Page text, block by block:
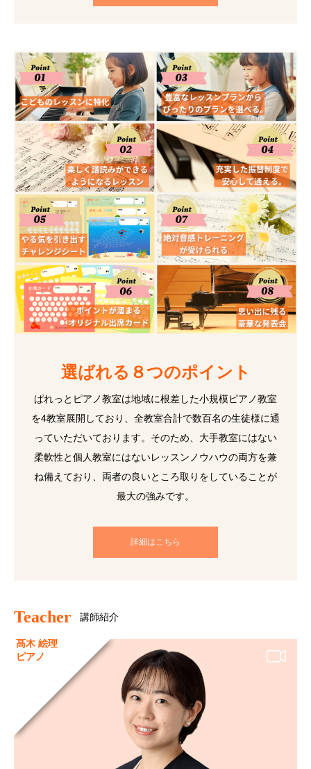
選ばれる８つのポイント
ぱれっとピアノ教室は地域に根差した小規模ピアノ教室
を4教室展開しており、全教室合計で数百名の生徒様に通
っていただいております。そのため、大手教室にはない
柔軟性と個人教室にはないレッスンノウハウの両方を兼
ね備えており、両者の良いところ取りをしていることが
最大の強みです。
詳細はこちら
Teacher 講師紹介
髙木 絵理
ピアノ